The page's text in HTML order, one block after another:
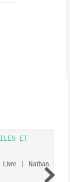
ET
| Nathan